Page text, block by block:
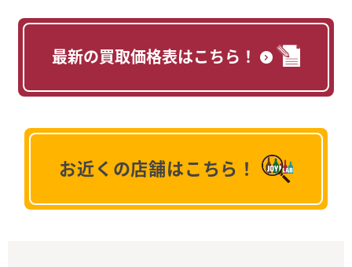
最新の買取価格表はこちら！
お近くの店舗はこちら！